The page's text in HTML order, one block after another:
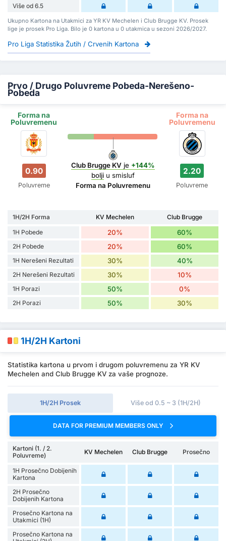
Više od 6.5
Ukupno Kartona na Utakmici za YR KV Mechelen i Club Brugge KV. Prosek
lige je prosek Pro Liga. Bilo je 0 kartona u 0 utakmica u sezoni 2026/2027.
Pro Liga Statistika Žutih / Crvenih Kartona
Prvo / Drugo Poluvreme Pobeda-Nerešeno-
Pobeda
Forma na
Poluvremenu
Forma na
Poluvremenu
0.90
Poluvreme
Club Brugge KVje +144%
boljiu smisluf
Forma na Poluvremenu
2.20
Poluvreme
1H/2H Forma KV Mechelen
Club Brugge
1H Pobede
20% 60%
2H Pobede 20% 60%
1H Nerešeni Rezultati 30% 40%
2H Nerešeni Rezultati 30% 10%
1H Porazi 50% 0%
2H Porazi 50% 30%
1H/2H Kartoni
Statistika kartona u prvom i drugom poluvremenu za YR KV
Mechelen and Club Brugge KV za vaše prognoze.
1H/2H Prosek Više od 0.5 ~ 3 (1H/2H)
DATA FOR PREMIUM MEMBERS ONLY
Kartoni (1. / 2.
Poluvreme)
KV Mechelen Club Brugge Prosečno
1H Prosečno Dobijenih
Kartona
2H Prosečno
Dobijenih Kartona
Prosečno Kartona na
Utakmici (1H)
Prosečno Kartona na